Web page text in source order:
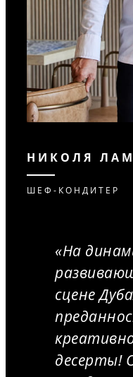
НИКОЛЯ
ШЕФ-КОНДИТЕР
«На
сцене
десерты!